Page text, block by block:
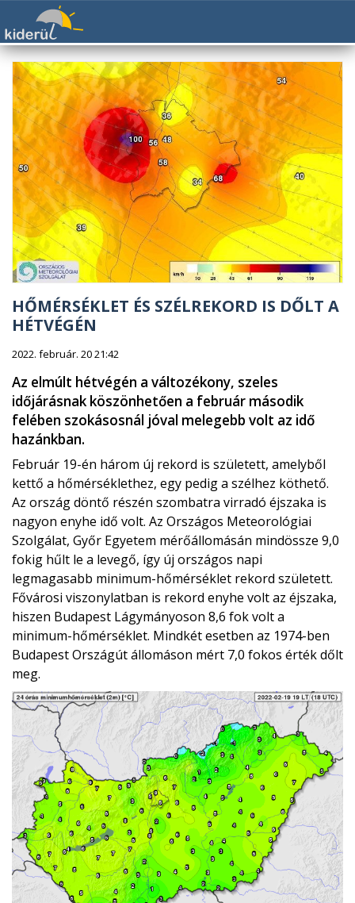
HŐMÉRSÉKLET ÉS SZÉLREKORD IS DŐLT A
HÉTVÉGÉN
2022. február. 20 21:42
Az elmúlt hétvégén a változékony, szeles
időjárásnak köszönhetően a február második
felében szokásosnál jóval melegebb volt az idő
hazánkban.
Február 19-én három új rekord is született, amelyből
kettő a hőmérséklethez, egy pedig a szélhez köthető.
Az ország döntő részén szombatra virradó éjszaka is
nagyon enyhe idő volt. Az Országos Meteorológiai
Szolgálat, Győr Egyetem mérőállomásán mindössze 9,0
fokig hűlt le a levegő, így új országos napi
legmagasabb minimum-hőmérséklet rekord született.
Fővárosi viszonylatban is rekord enyhe volt az éjszaka,
hiszen Budapest Lágymányoson 8,6 fok volt a
minimum-hőmérséklet. Mindkét esetben az 1974-ben
Budapest Országút állomáson mért 7,0 fokos érték dőlt
meg.